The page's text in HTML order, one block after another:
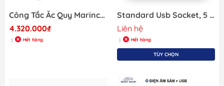
Công Tắc Ắc Quy Marinco BEP 770-DP, Ngắt Dòng 400A - 1500A Hãng BEP USA
4.320.000₫
| Hết hàng
Standard Usb Socket, 5 Hole Embedded Panel, 2A Dual USB Port, AC 110-250V, Switch control Wall Universal Power Outlet
Liên hệ
| Hết hàng
TÙY CHỌN